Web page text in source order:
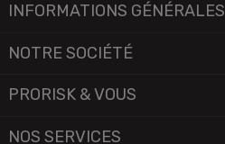
INFORMATIONS GÉNÉRALES
NOTRE SOCIÉTÉ
PRORISK & VOUS
NOS SERVICES